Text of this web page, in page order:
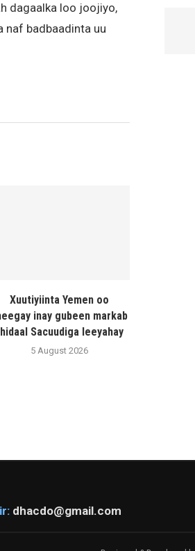
dagaalka loo joojiyo,
naf badbaadinta uu
Xuutiyiinta Yemen oo
inay gubeen markab
Sacuudiga leeyahay
5 August 2026
dhacdo@gmail.com